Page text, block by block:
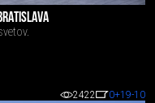
2422 0+19-10